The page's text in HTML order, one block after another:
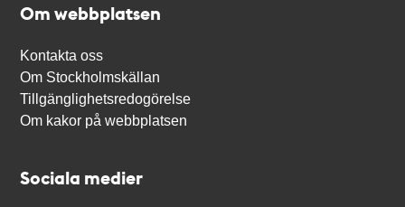
Om webbplatsen
Kontakta oss
Om Stockholmskällan
Tillgänglighetsredogörelse
Om kakor på webbplatsen
Sociala medier